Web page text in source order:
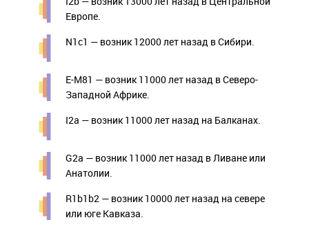
Европе.
N1c1 — возник 12000 лет назад в Сибири.
E-M81 — возник 11000 лет назад в Северо-
Западной Африке.
I2a — возник 11000 лет назад на Балканах.
G2a — возник 11000 лет назад в Ливане или
Анатолии.
R1b1b2 — возник 10000 лет назад на севере
или юге Кавказа.